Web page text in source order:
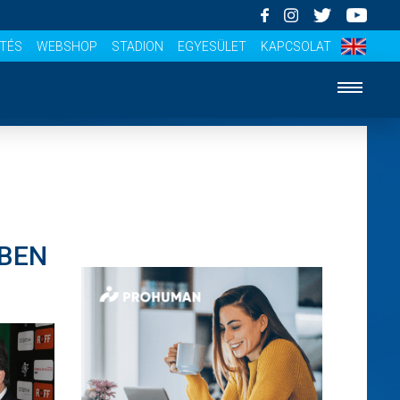
WEBSHOP STADION EGYESÜLET KAPCSOLAT